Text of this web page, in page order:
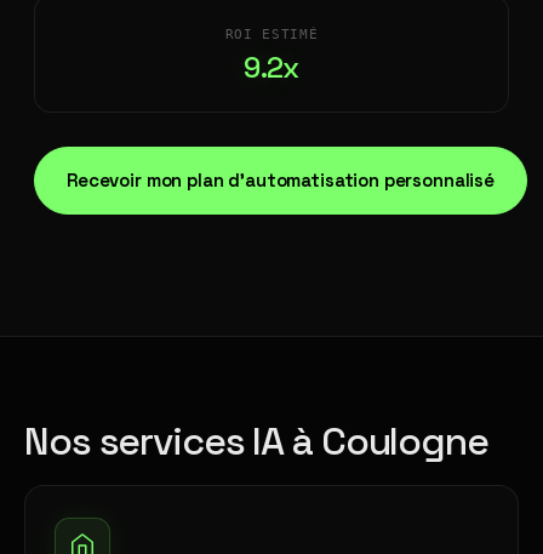
ROI ESTIMÉ
9.2x
Recevoir mon plan d'automatisation personnalisé
Nos services IA à Coulogne